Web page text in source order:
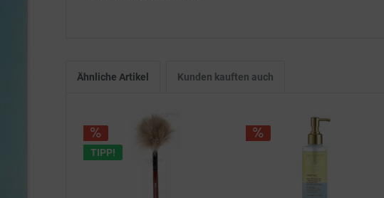
Ähnliche Artikel Kunden kauften auch
TIPP!